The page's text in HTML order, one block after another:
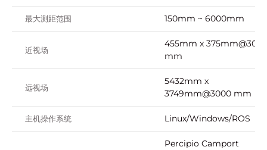
最大测距范围 150mm ~ 6000mm
近视场
455mm x 375mm@300
mm
远视场
5432mm x
3749mm@3000 mm
主机操作系统 Linux/Windows/ROS
Percipio Camport